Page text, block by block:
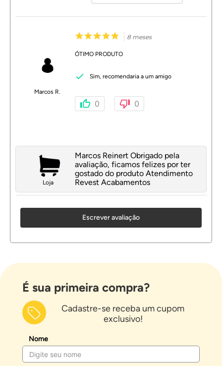
Marcos R.
8 meses
ÓTIMO PRODUTO
Sim, recomendaria a um amigo
0 0
Loja
Marcos Reinert Obrigado pela
avaliação, ficamos felizes por ter
gostado do produto Atendimento
Revest Acabamentos
Escrever avaliação
É sua primeira compra?
Cadastre-se receba um cupom
exclusivo!
Nome